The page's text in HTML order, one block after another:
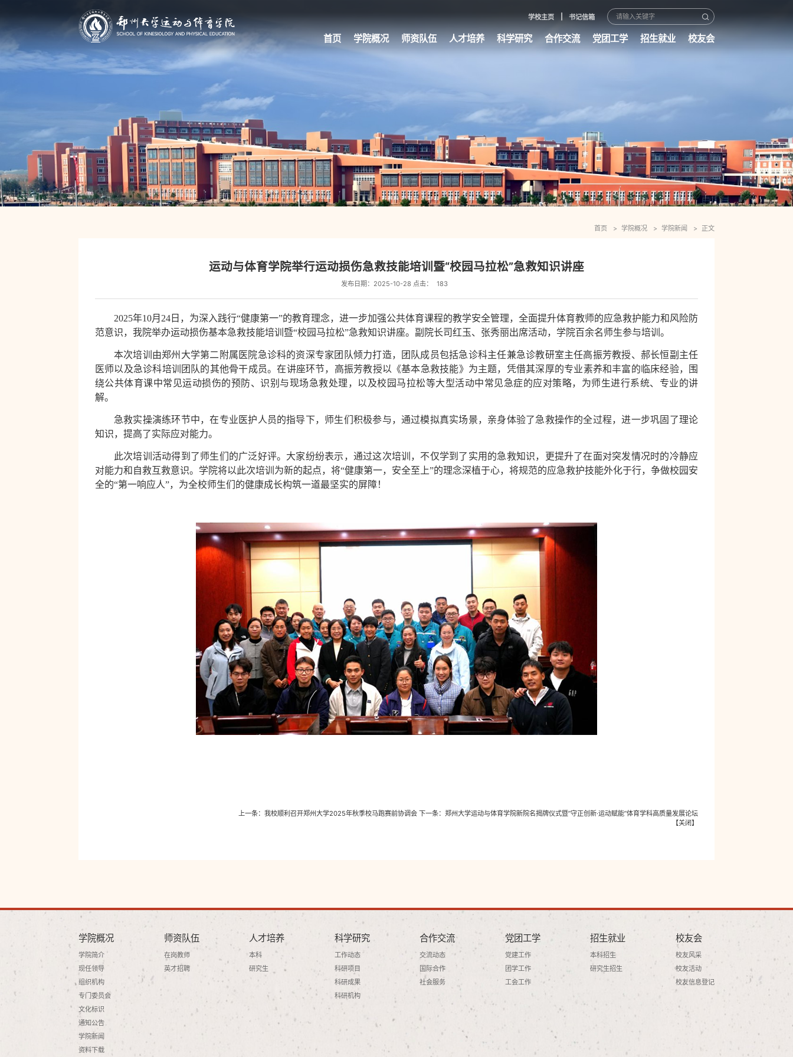
学校主页 书记信箱
首页 学院概况 师资队伍 人才培养 科学研究 合作交流 党团工学 招生就业 校友会
首页 学院概况 学院新闻 正文
运动与体育学院举行运动损伤急救技能培训暨“校园马拉松”急救知识讲座
发布日期：2025-10-28 点击： 183
2025年10月24日，为深 入践行“健康第一”的教育理念，进一步加强公共体育课程的教学安全管理，全面提升体育教师的应急救护能力和风险防
范意识，我院举办运动损伤基本急救技能培训暨“校园马拉松”急救知识讲座。副院长司红玉、张秀丽出席活动，学院百余名师生参与培训。
本次培训由郑州大学第二附属医院急诊科的资深专家团队倾力打造，团队成员包括急诊科主任兼急诊教研室主任高振芳教授、郝长恒副主任
医师以及急诊科培训团队的其他骨干成员。在讲座环节，高振芳教授以《基本急救技能》为主题，凭借其深厚的专业素养和丰富的临床经验，围
绕公共体育课中常见运动损伤的预防、识别与现场急救处理，以及校园马拉松等大型活动中常见急症的应对策略，为师生进行系统、专业的讲
解。
急救实操演练环节中，在专业医护人员的指导下，师生们积极参与，通过模拟真实场景，亲身体验了急救操作的全过程，进一步巩固了理论
知识，提高了实际应对能力。
此次培训活动得到了师生们的广泛好评。大家纷纷表示，通过这次培训，不仅学到了实用的急救知识，更提升了在面对突发情况时的冷静应
对能力和自救互救意识。学院将以此次培训为新的起点，将“健康第一，安全至上”的理念深植于心，将规范的应急救护技能外化于行，争做校园安
全的“第一响应人”，为全校师生们的健康成长构筑一道最坚实的屏障！
上一条： 我校顺利召开郑州大学2025年秋季校马跑赛前协调会 下一条： 郑州大学运动与体育学院新院名揭牌仪式暨“守正创新·运动赋能”体育学科高质量发展论坛
【关闭】
学院概况
学院简介
现任领导
组织机构
专门委员会
文化标识
通知公告
学院新闻
资料下载
师资队伍
在岗教师
英才招聘
人才培养
本科
研究生
科学研究
工作动态
科研项目
科研成果
科研机构
合作交流
交流动态
国际合作
社会服务
党团工学
党建工作
团学工作
工会工作
招生就业
本科招生
研究生招生
校友会
校友风采
校友活动
校友信息登记